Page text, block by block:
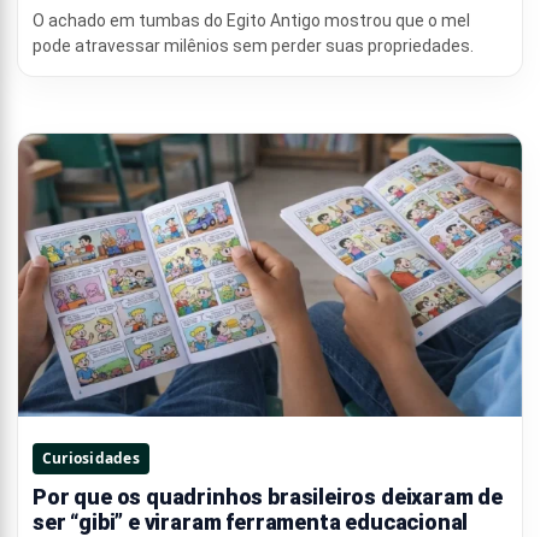
O achado em tumbas do Egito Antigo mostrou que o mel
pode atravessar milênios sem perder suas propriedades.
Curiosidades
Por que os quadrinhos brasileiros deixaram de
ser “gibi” e viraram ferramenta educacional